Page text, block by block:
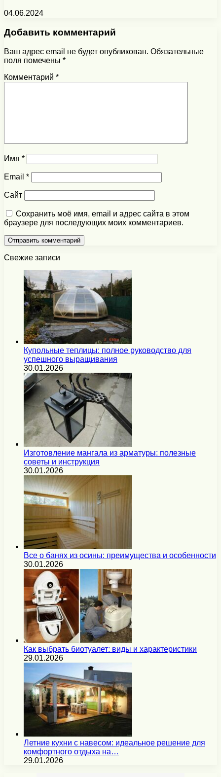
04.06.2024
Добавить комментарий
Ваш адрес email не будет опубликован. Обязательные
поля помечены *
Комментарий *
Имя *
Email *
Сайт
Сохранить моё имя, email и адрес сайта в этом
браузере для последующих моих комментариев.
Свежие записи
Купольные теплицы: полное руководство для
успешного выращивания
30.01.2026
Изготовление мангала из арматуры: полезные
советы и инструкция
30.01.2026
Все о банях из осины: преимущества и особенности
30.01.2026
Как выбрать биотуалет: виды и характеристики
29.01.2026
Летние кухни с навесом: идеальное решение для
комфортного отдыха на…
29.01.2026